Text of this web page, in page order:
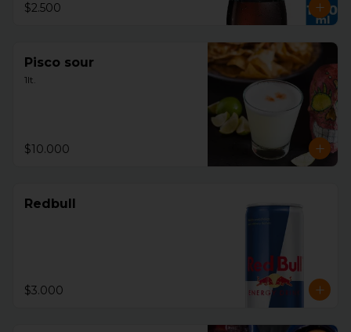
$2.500
Pisco sour
1lt.
$10.000
Redbull
$3.000